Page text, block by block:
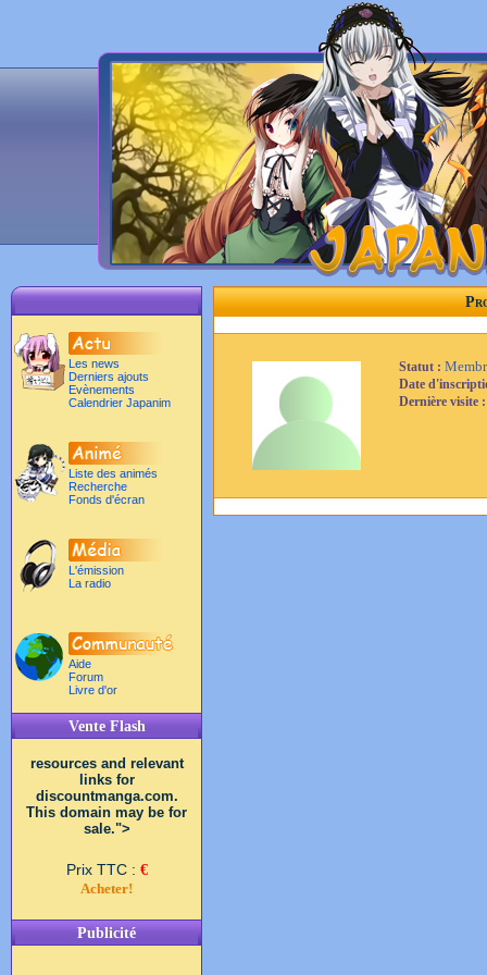
Les news
Derniers ajouts
Evènements
Calendrier Japanim
Liste des animés
Recherche
Fonds d'écran
L'émission
La radio
Aide
Forum
Livre d'or
Vente Flash
resources and relevant
links for
discountmanga.com.
This domain may be for
sale.">
Prix TTC : €
Acheter!
Publicité
Statut :
Date
Dernière visite